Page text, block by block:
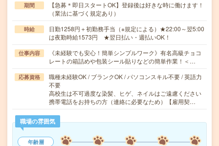
期間
【急募＊即日スタートOK】登録後は好きな時に働けます！
（業法に基づく規定あり）
時給
日勤1258円＋初勤務手当（※規定による）★22:00～翌5:00
は夜勤時給1573円 ★翌日払い・週払いOK！
仕事内容
《未経験でも安心！簡単シンプルワーク》有名高級チョコ
レートの箱詰めや包装シール貼りなどの簡単作業！＜…
応募資格
職種未経験OK / ブランクOK / パソコンスキル不要 / 英語力
不要
高校生は不可過度な染髪、ヒゲ、ネイルはご遠慮ください
携帯電話をお持ちの方（連絡に必要なため）【雇用契…
職場の雰囲気
年齢層